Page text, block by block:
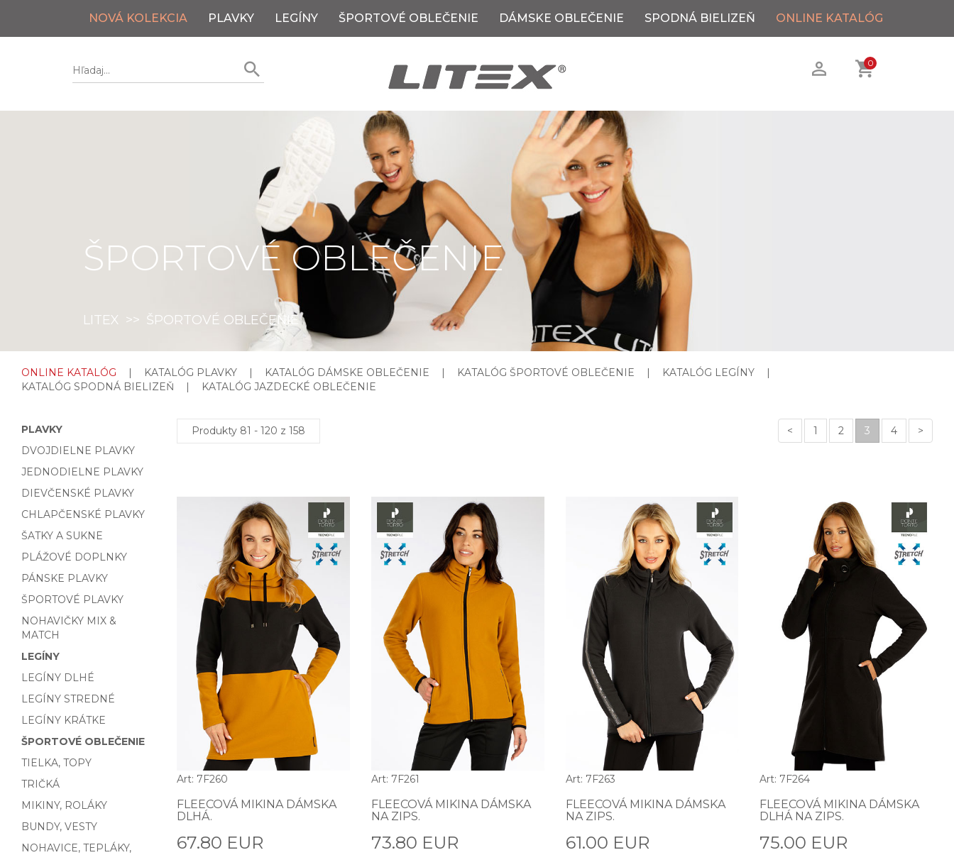
NOVÁ KOLEKCIA PLAVKY LEGÍNY ŠPORTOVÉ OBLEČENIE DÁMSKE OBLEČENIE SPODNÁ BIELIZEŇ ONLINE KATALÓG
0
ŠPORTOVÉ OBLEČENIE
LITEX >> ŠPORTOVÉ OBLEČENIE
ONLINE KATALÓG | KATALÓG PLAVKY | KATALÓG DÁMSKE OBLEČENIE | KATALÓG ŠPORTOVÉ OBLEČENIE | KATALÓG LEGÍNY
|
KATALÓG SPODNÁ BIELIZEŇ
| KATALÓG JAZDECKÉ OBLEČENIE
PLAVKY
DVOJDIELNE PLAVKY
JEDNODIELNE PLAVKY
DIEVČENSKÉ PLAVKY
CHLAPČENSKÉ PLAVKY
ŠATKY A SUKNE
PLÁŽOVÉ DOPLNKY
PÁNSKE PLAVKY
ŠPORTOVÉ PLAVKY
NOHAVIČKY MIX &
MATCH
LEGÍNY
LEGÍNY DLHÉ
LEGÍNY STREDNÉ
LEGÍNY KRÁTKE
ŠPORTOVÉ OBLEČENIE
TIELKA, TOPY
TRIČKÁ
MIKINY, ROLÁKY
BUNDY, VESTY
NOHAVICE, TEPLÁKY,
Produkty 81 - 120 z 158 < 1 2 3 4 >
Art: 7F260
FLEECOVÁ MIKINA DÁMSKA
DLHÁ.
67.80 EUR
Art: 7F261
FLEECOVÁ MIKINA DÁMSKA
NA ZIPS.
73.80 EUR
Art: 7F263
FLEECOVÁ MIKINA DÁMSKA
NA ZIPS.
61.00 EUR
Art: 7F264
FLEECOVÁ MIKINA DÁMSKA
DLHÁ NA ZIPS.
75.00 EUR